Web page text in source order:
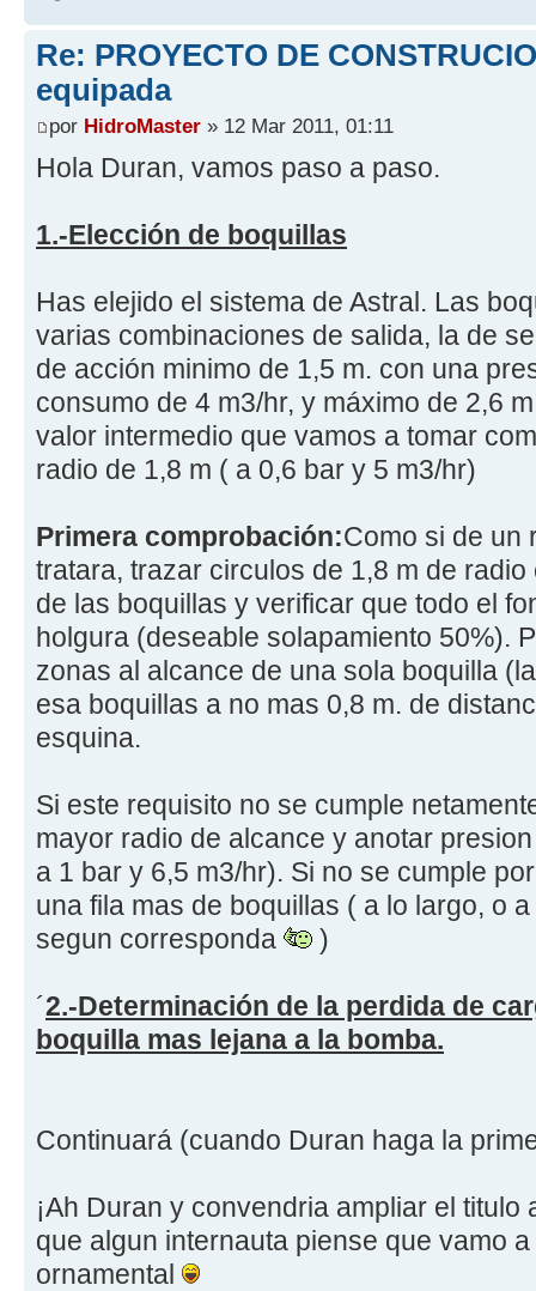
Re: PROYECTO DE
equipada
por HidroMaster » 12 Mar 2011, 01:11
Hola Duran, vamos paso a paso.
1.-Elección de boquillas
Has elejido el sistema de Astral. Las
varias combinaciones de salida, la de
de acción minimo de 1,5 m. con una
consumo de 4 m3/hr, y máximo de 2,6
valor intermedio que vamos a tomar
radio de 1,8 m ( a 0,6 bar y 5 m3/hr)
Primera comprobación:Como si de un
tratara, trazar circulos de 1,8 m de
de las boquillas y verificar que todo el
holgura (deseable solapamiento 50%).
zonas al alcance de una sola boquilla
esa boquillas a no mas 0,8 m. de
esquina.
Si este requisito no se cumple
mayor radio de alcance y anotar
a 1 bar y 6,5 m3/hr). Si no se cumple
una fila mas de boquillas ( a lo largo, o
segun corresponda
)
´2.-Determinación de la perdida de
boquilla mas lejana a la bomba.
Continuará (cuando Duran haga la
¡Ah Duran y convendria ampliar el titulo
que algun internauta piense que vamo
ornamental